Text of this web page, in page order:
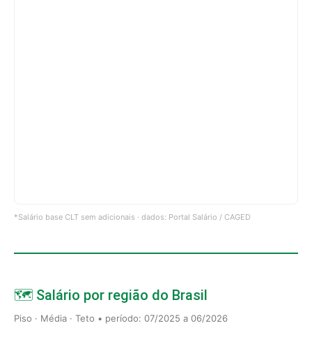
*Salário base CLT sem adicionais · dados: Portal Salário / CAGED
🗺️ Salário por região do Brasil
Piso · Média · Teto • período: 07/2025 a 06/2026